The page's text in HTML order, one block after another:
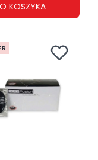
KOSZYKA